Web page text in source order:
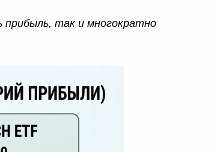
прибыль, так и многократно